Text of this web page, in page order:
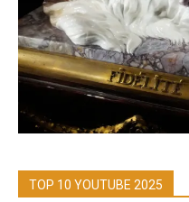
TOP 10 YOUTUBE 2025